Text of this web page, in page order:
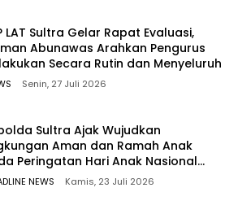
LAT Sultra Gelar Rapat Evaluasi,
Abunawas Arahkan Pengurus
Secara Rutin dan Menyeluruh
Senin, 27 Juli 2026
Sultra Ajak Wujudkan
Aman dan Ramah Anak
Peringatan Hari Anak Nasional
NEWS Kamis, 23 Juli 2026